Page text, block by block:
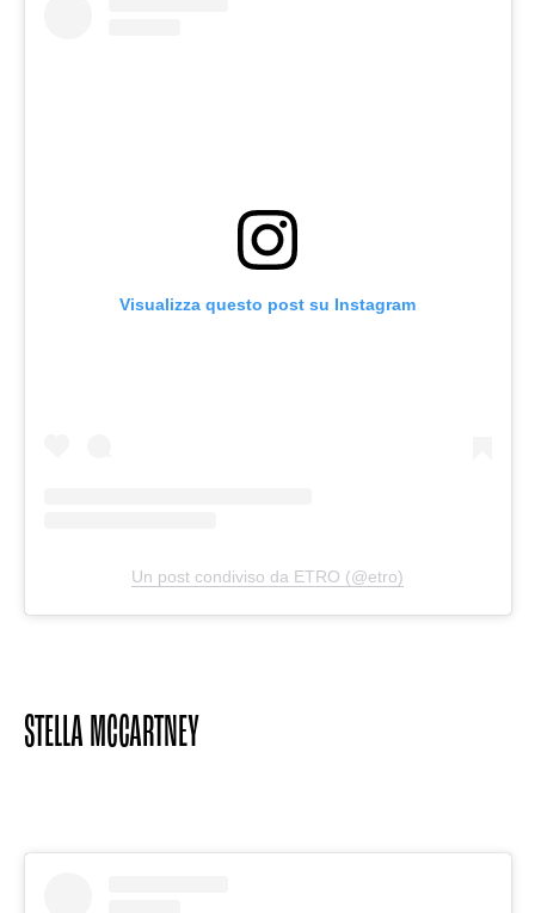
Visualizza questo post su Instagram
Un post condiviso da ETRO (@etro)
STELLA MCCARTNEY